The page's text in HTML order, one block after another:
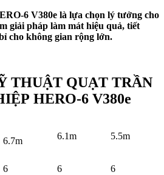
6 V380e là lựa chọn lý tưởng cho
giải pháp làm mát hiệu quả, tiết
cho không gian rộng lớn.​​
THUẬT QUẠT TRẦN
HERO-6 V380e
6.7m 6.1m 5.5m
6 6 6